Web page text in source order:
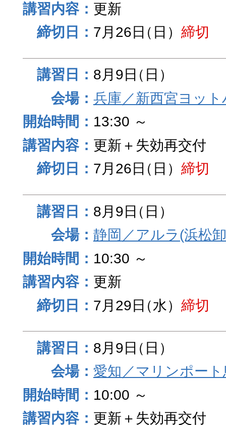
更新
7月26日（日） 締切
8月9日（日）
兵庫／新西宮ヨッ
13:30 ～
更新＋失効再交付
7月26日（日） 締切
8月9日（日）
静岡／アルラ(浜松
10:30 ～
更新
7月29日（水） 締切
8月9日（日）
愛知／マリンポート
10:00 ～
更新＋失効再交付